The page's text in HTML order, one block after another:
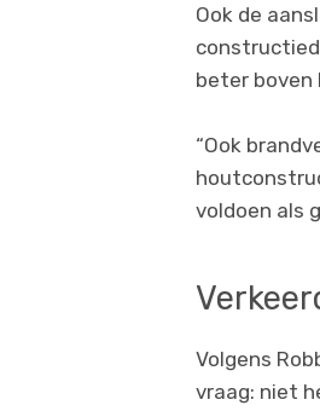
Ook de
beter boven
“Ook
voldoen als
Volgens
vraag: niet